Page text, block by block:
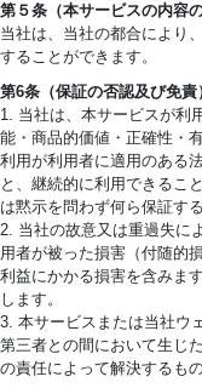
第５条（本サービスの内容
当社は、当社の都合により
することができます。
第6条（保証の否認及び免責
1. 当社は、本サービスが利
能・商品的価値・正確性・
利用が利用者に適用のある
と、継続的に利用できるこ
は黙示を問わず何ら保証す
2. 当社の故意又は重過失に
用者が被った損害（付随的
利益にかかる損害を含みま
します。
3. 本サービスまたは当社ウ
第三者との間において生じ
の責任によって解決するも